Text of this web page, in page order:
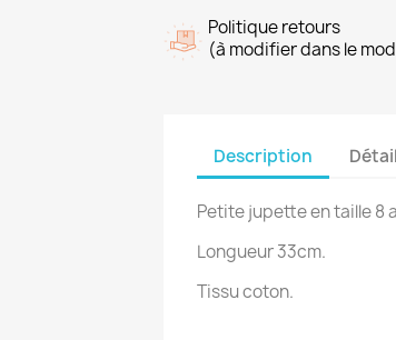
Politique retours
(à modifier dans le
Description
Petite jupette en taille 8
Longueur 33cm.
Tissu coton.